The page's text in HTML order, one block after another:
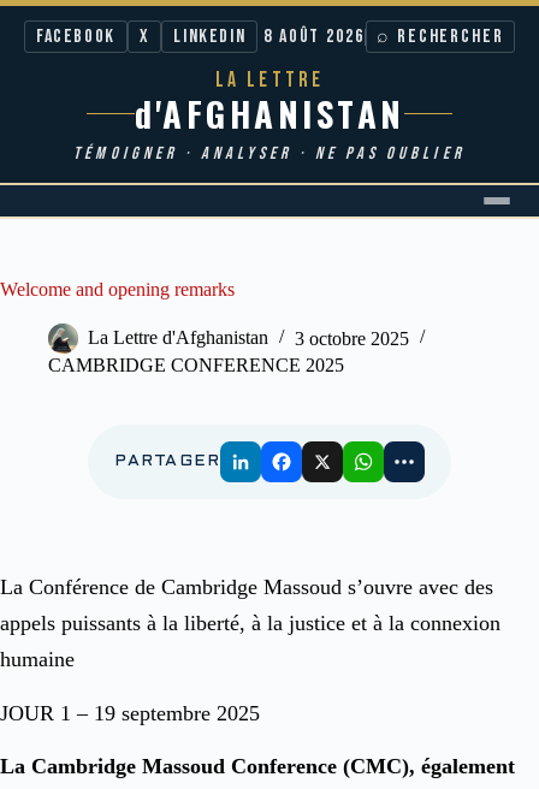
Facebook X LinkedIn 8 AOÛT 2026 ⌕ RECHERCHER
LA LETTRE
d'AFGHANISTAN
TÉMOIGNER · ANALYSER · NE PAS OUBLIER
Welcome and opening remarks
La Lettre d'Afghanistan
3 octobre 2025
CAMBRIDGE CONFERENCE 2025
PARTAGER
La Conférence de Cambridge Massoud s’ouvre avec des
appels puissants à la liberté, à la justice et à la connexion
humaine
JOUR 1 – 19 septembre 2025
La Cambridge Massoud Conference (CMC), également